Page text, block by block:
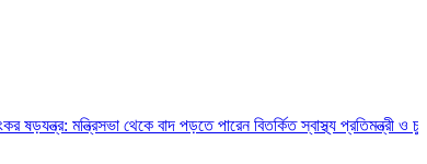
মন্ত্রিসভা থেকে বাদ পড়তে পারেন বিতর্কিত স্বাস্থ্য প্রতিমন্ত্রী ও